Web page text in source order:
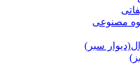
مصنوعی
سبر)